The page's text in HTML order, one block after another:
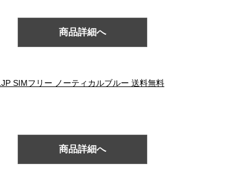
商品詳細へ
SIMフリー ノーティカルブルー 送料無料
商品詳細へ